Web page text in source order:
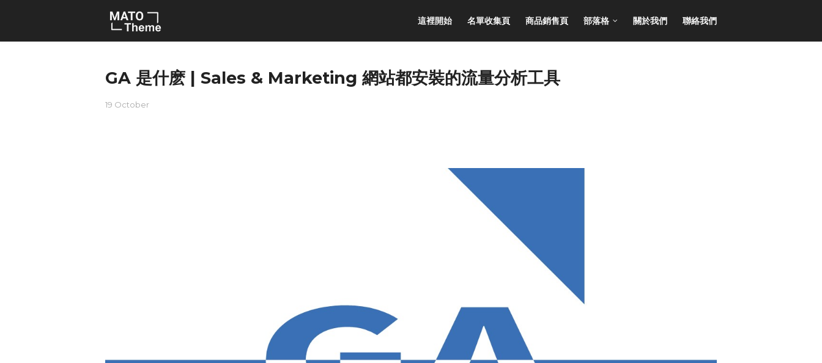
這裡開始 名單收集頁 商品銷售頁 部落格 關於我們 聯絡我們
GA 是什麽 | Sales & Marketing 網站都安裝的流量分析工具
19 October